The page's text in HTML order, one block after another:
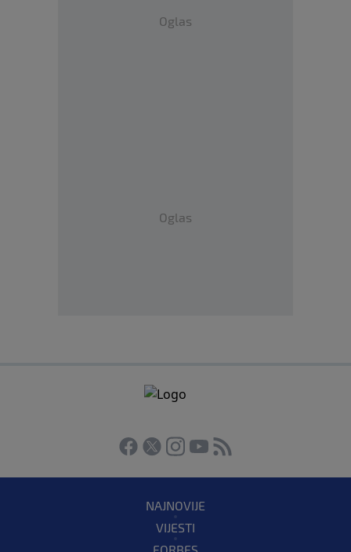
Oglas
Oglas
NAJNOVIJE
VIJESTI